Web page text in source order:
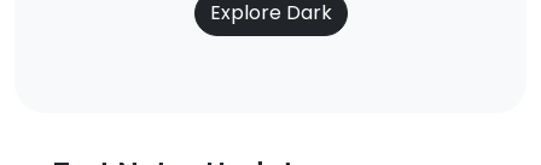
Explore Dark